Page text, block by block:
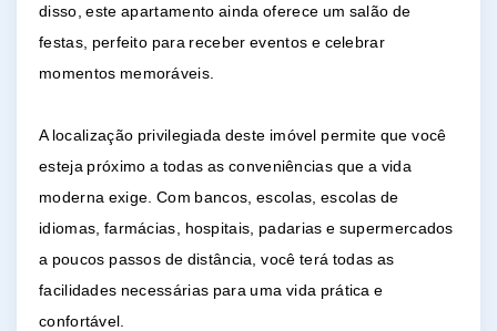
disso, este apartamento ainda oferece um salão de
festas, perfeito para receber eventos e celebrar
momentos memoráveis.
A localização privilegiada deste imóvel permite que você
esteja próximo a todas as conveniências que a vida
moderna exige. Com bancos, escolas, escolas de
idiomas, farmácias, hospitais, padarias e supermercados
a poucos passos de distância, você terá todas as
facilidades necessárias para uma vida prática e
confortável.